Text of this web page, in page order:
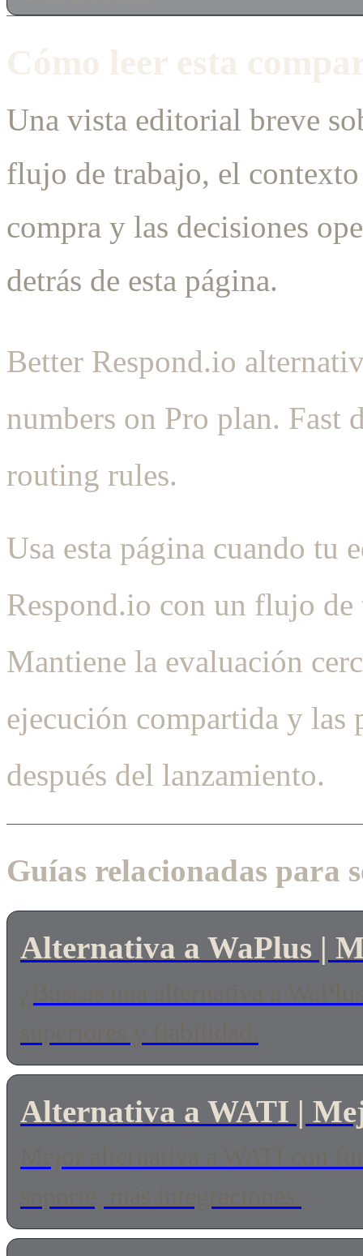
Cómo leer esta
Una vista editorial breve
flujo de trabajo, el
compra y las decisiones
detrás de esta página.
Better Respond.io
numbers on Pro plan. Fast
routing rules.
Usa esta página cuando tu
Respond.io con un flujo
Mantiene la evaluación
ejecución compartida y las
después del lanzamiento.
Guías relacionadas para
Alternativa a WaPlus |
Alternativa a WATI |